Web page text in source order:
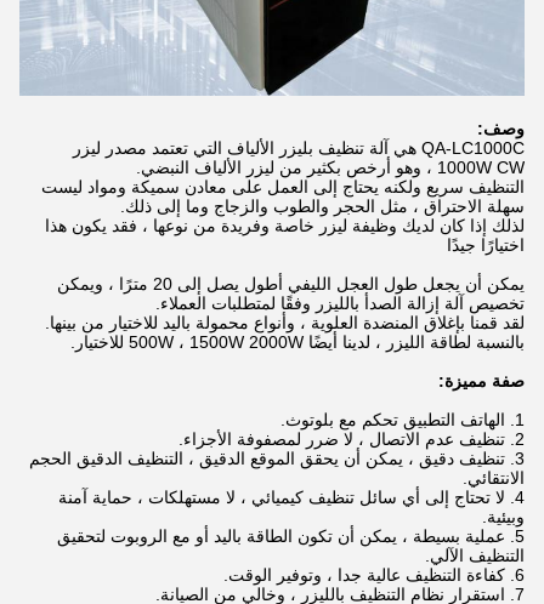
وصف:
QA-LC1000C هي آلة تنظيف بليزر الألياف التي تعتمد مصدر ليزر
1000W CW ، وهو أرخص بكثير من ليزر الألياف النبضي.
التنظيف سريع ولكنه يحتاج إلى العمل على معادن سميكة ومواد ليست
سهلة الاحتراق ، مثل الحجر والطوب والزجاج وما إلى ذلك.
لذلك إذا كان لديك وظيفة ليزر خاصة وفريدة من نوعها ، فقد يكون هذا
اختيارًا جيدًا
يمكن أن يجعل طول العجل الليفي أطول يصل إلى 20 مترًا ، ويمكن
تخصيص آلة إزالة الصدأ بالليزر وفقًا لمتطلبات العملاء.
لقد قمنا بإغلاق المنضدة العلوية ، وأنواع محمولة باليد للاختيار من بينها.
بالنسبة لطاقة الليزر ، لدينا أيضًا 500W ، 1500W 2000W للاختيار.
صفة مميزة:
1. الهاتف التطبيق تحكم مع بلوتوث.
2. تنظيف عدم الاتصال ، لا ضرر لمصفوفة الأجزاء.
3. تنظيف دقيق ، يمكن أن يحقق الموقع الدقيق ، التنظيف الدقيق الحجم
الانتقائي.
4. لا تحتاج إلى أي سائل تنظيف كيميائي ، لا مستهلكات ، حماية آمنة
وبيئية.
5. عملية بسيطة ، يمكن أن تكون الطاقة باليد أو مع الروبوت لتحقيق
التنظيف الآلي.
6. كفاءة التنظيف عالية جدا ، وتوفير الوقت.
7. استقرار نظام التنظيف بالليزر ، وخالي من الصيانة.